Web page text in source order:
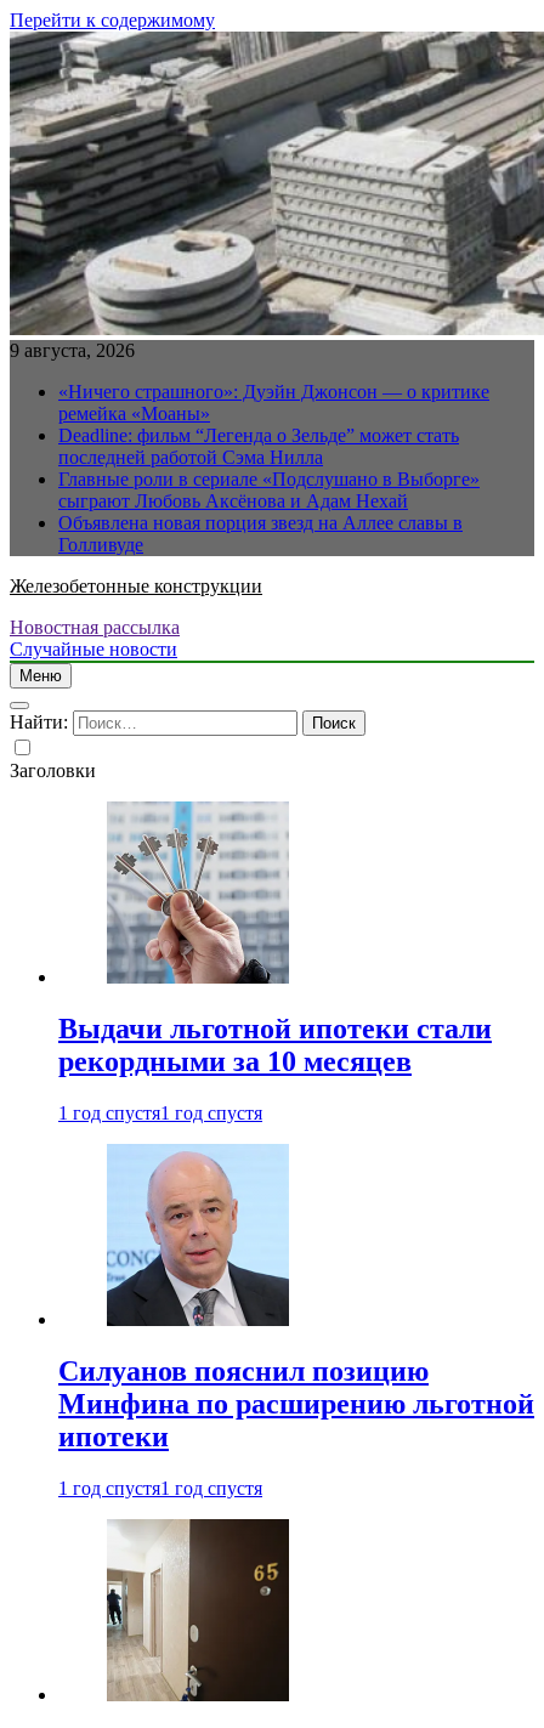
Перейти к содержимому
9 августа, 2026
«Ничего страшного»: Дуэйн Джонсон — о критике
ремейка «Моаны»
Deadline: фильм “Легенда о Зельде” может стать
последней работой Сэма Нилла
Главные роли в сериале «Подслушано в Выборге»
сыграют Любовь Аксёнова и Адам Нехай
Объявлена новая порция звезд на Аллее славы в
Голливуде
Железобетонные конструкции
Новостная рассылка
Случайные новости
Меню
Найти:
Заголовки
Выдачи льготной ипотеки стали
рекордными за 10 месяцев
1 год спустя1 год спустя
Силуанов пояснил позицию
Минфина по расширению льготной
ипотеки
1 год спустя1 год спустя